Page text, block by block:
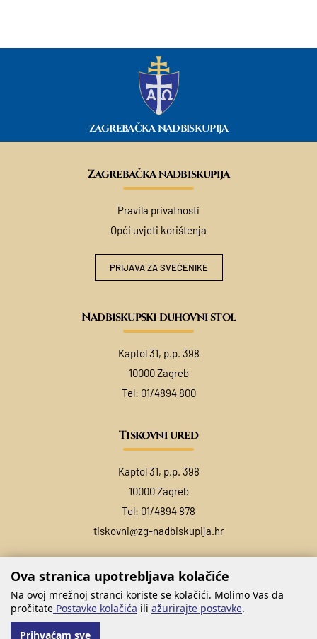
ZAGREBAČKA NADBISKUPIJA
Zagrebačka nadbiskupija
Pravila privatnosti
Opći uvjeti korištenja
PRIJAVA ZA SVEĆENIKE
Nadbiskupski duhovni stol
Kaptol 31, p.p. 398
10000 Zagreb
Tel: 01/4894 800
Tiskovni ured
Kaptol 31, p.p. 398
10000 Zagreb
Tel: 01/4894 878
tiskovni@zg-nadbiskupija.hr
Ova stranica upotrebljava kolačiće
Na ovoj mrežnoj stranci koriste se kolačići. Molimo Vas da
pročitate Postavke kolačića ili ažurirajte postavke.
Prihvaćam sve